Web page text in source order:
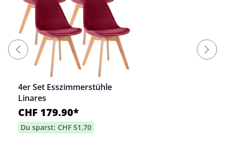
4er Set Esszimmerstühle
Linares
CHF 179.90*
Du sparst: CHF 51.70